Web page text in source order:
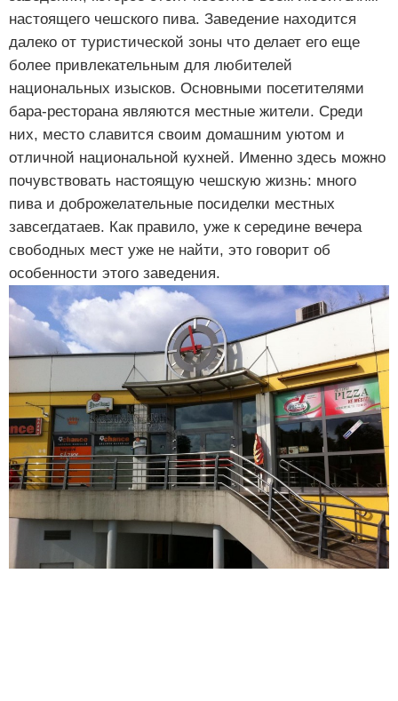
настоящего чешского пива. Заведение находится
далеко от туристической зоны что делает его еще
более привлекательным для любителей
национальных изысков. Основными посетителями
бара-ресторана являются местные жители. Среди
них, место славится своим домашним уютом и
отличной национальной кухней. Именно здесь можно
почувствовать настоящую чешскую жизнь: много
пива и доброжелательные посиделки местных
завсегдатаев. Как правило, уже к середине вечера
свободных мест уже не найти, это говорит об
особенности этого заведения.